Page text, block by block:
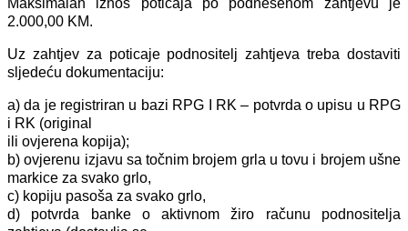
2.000,00 KM.
Uz zahtjev za poticaje podnositelj zahtjeva treba dostaviti
sljedeću dokumentaciju:
a) da je registriran u bazi RPG I RK – potvrda o upisu u RPG
i RK (original
ili ovjerena kopija);
b) ovjerenu izjavu sa točnim brojem grla u tovu i brojem ušne
markice za svako grlo,
c) kopiju pasoša za svako grlo,
d) potvrda banke o aktivnom žiro računu podnositelja